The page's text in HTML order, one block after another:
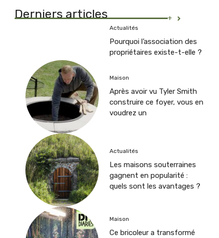
Derniers articles +
Actualités
Pourquoi l’association des
propriétaires existe-t-elle ?
Maison
Après avoir vu Tyler Smith
construire ce foyer, vous en
voudrez un
Actualités
Les maisons souterraines
gagnent en popularité :
quels sont les avantages ?
Maison
Ce bricoleur a transformé